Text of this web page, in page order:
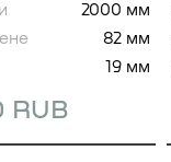
RUB
2000 мм
82 мм
19 мм